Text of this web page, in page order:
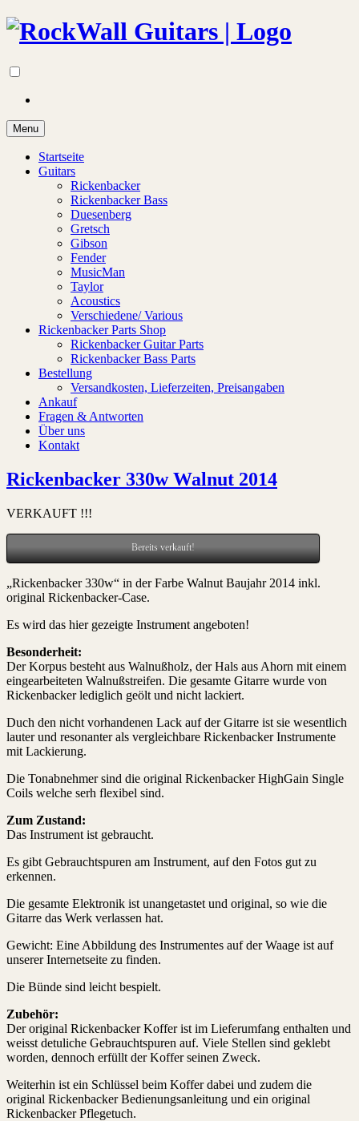
Menu
Startseite
Guitars
Rickenbacker
Rickenbacker Bass
Duesenberg
Gretsch
Gibson
Fender
MusicMan
Taylor
Acoustics
Verschiedene/ Various
Rickenbacker Parts Shop
Rickenbacker Guitar Parts
Rickenbacker Bass Parts
Bestellung
Versandkosten, Lieferzeiten, Preisangaben
Ankauf
Fragen & Antworten
Über uns
Kontakt
Rickenbacker 330w Walnut 2014
VERKAUFT !!!
Bereits verkauft!
„Rickenbacker 330w“ in der Farbe Walnut Baujahr 2014 inkl.
original Rickenbacker-Case.
Es wird das hier gezeigte Instrument angeboten!
Besonderheit:
Der Korpus besteht aus Walnußholz, der Hals aus Ahorn mit einem
eingearbeiteten Walnußstreifen. Die gesamte Gitarre wurde von
Rickenbacker lediglich geölt und nicht lackiert.
Duch den nicht vorhandenen Lack auf der Gitarre ist sie wesentlich
lauter und resonanter als vergleichbare Rickenbacker Instrumente
mit Lackierung.
Die Tonabnehmer sind die original Rickenbacker HighGain Single
Coils welche serh flexibel sind.
Zum Zustand:
Das Instrument ist gebraucht.
Es gibt Gebrauchtspuren am Instrument, auf den Fotos gut zu
erkennen.
Die gesamte Elektronik ist unangetastet und original, so wie die
Gitarre das Werk verlassen hat.
Gewicht: Eine Abbildung des Instrumentes auf der Waage ist auf
unserer Internetseite zu finden.
Die Bünde sind leicht bespielt.
Zubehör:
Der original Rickenbacker Koffer ist im Lieferumfang enthalten und
weisst detuliche Gebrauchtspuren auf. Viele Stellen sind geklebt
worden, dennoch erfüllt der Koffer seinen Zweck.
Weiterhin ist ein Schlüssel beim Koffer dabei und zudem die
original Rickenbacker Bedienungsanleitung und ein original
Rickenbacker Pflegetuch.